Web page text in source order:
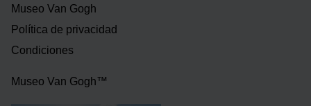
Museo Van Gogh
Política de privacidad
Condiciones
Museo Van Gogh™